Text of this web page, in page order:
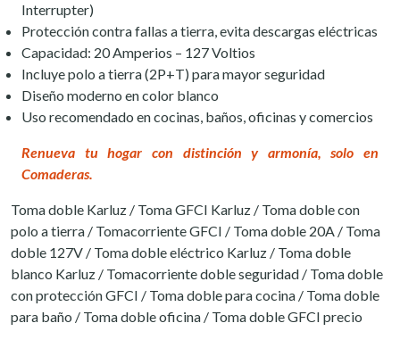
Interrupter)
Protección contra fallas a tierra, evita descargas eléctricas
Capacidad: 20 Amperios – 127 Voltios
Incluye polo a tierra (2P+T) para mayor seguridad
Diseño moderno en color blanco
Uso recomendado en cocinas, baños, oficinas y comercios
Renueva tu hogar con distinción y armonía, solo en
Comaderas.
Toma doble Karluz / Toma GFCI Karluz / Toma doble con
polo a tierra / Tomacorriente GFCI / Toma doble 20A / Toma
doble 127V / Toma doble eléctrico Karluz / Toma doble
blanco Karluz / Tomacorriente doble seguridad / Toma doble
con protección GFCI / Toma doble para cocina / Toma doble
para baño / Toma doble oficina / Toma doble GFCI precio